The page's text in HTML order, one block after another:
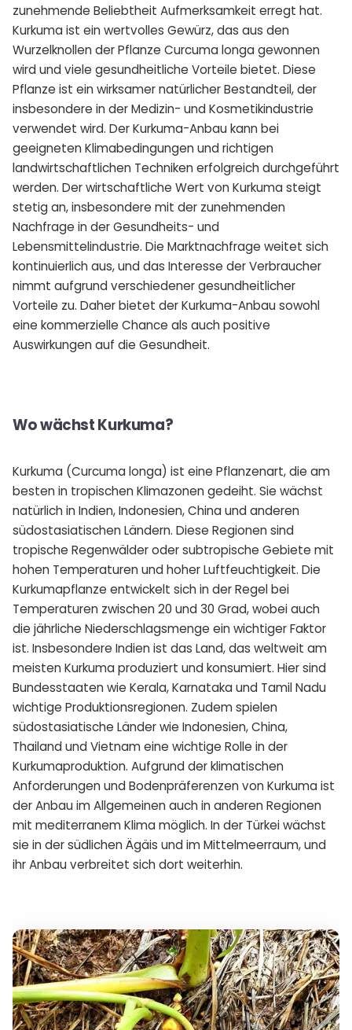
zunehmende Beliebtheit Aufmerksamkeit erregt hat.
Kurkuma ist ein wertvolles Gewürz, das aus den
Wurzelknollen der Pflanze Curcuma longa gewonnen
wird und viele gesundheitliche Vorteile bietet. Diese
Pflanze ist ein wirksamer natürlicher Bestandteil, der
insbesondere in der Medizin- und Kosmetikindustrie
verwendet wird. Der Kurkuma-Anbau kann bei
geeigneten Klimabedingungen und richtigen
landwirtschaftlichen Techniken erfolgreich durchgeführt
werden. Der wirtschaftliche Wert von Kurkuma steigt
stetig an, insbesondere mit der zunehmenden
Nachfrage in der Gesundheits- und
Lebensmittelindustrie. Die Marktnachfrage weitet sich
kontinuierlich aus, und das Interesse der Verbraucher
nimmt aufgrund verschiedener gesundheitlicher
Vorteile zu. Daher bietet der Kurkuma-Anbau sowohl
eine kommerzielle Chance als auch positive
Auswirkungen auf die Gesundheit.
Wo wächst Kurkuma?
Kurkuma (Curcuma longa) ist eine Pflanzenart, die am
besten in tropischen Klimazonen gedeiht. Sie wächst
natürlich in Indien, Indonesien, China und anderen
südostasiatischen Ländern. Diese Regionen sind
tropische Regenwälder oder subtropische Gebiete mit
hohen Temperaturen und hoher Luftfeuchtigkeit. Die
Kurkumapflanze entwickelt sich in der Regel bei
Temperaturen zwischen 20 und 30 Grad, wobei auch
die jährliche Niederschlagsmenge ein wichtiger Faktor
ist. Insbesondere Indien ist das Land, das weltweit am
meisten Kurkuma produziert und konsumiert. Hier sind
Bundesstaaten wie Kerala, Karnataka und Tamil Nadu
wichtige Produktionsregionen. Zudem spielen
südostasiatische Länder wie Indonesien, China,
Thailand und Vietnam eine wichtige Rolle in der
Kurkumaproduktion. Aufgrund der klimatischen
Anforderungen und Bodenpräferenzen von Kurkuma ist
der Anbau im Allgemeinen auch in anderen Regionen
mit mediterranem Klima möglich. In der Türkei wächst
sie in der südlichen Ägäis und im Mittelmeerraum, und
ihr Anbau verbreitet sich dort weiterhin.